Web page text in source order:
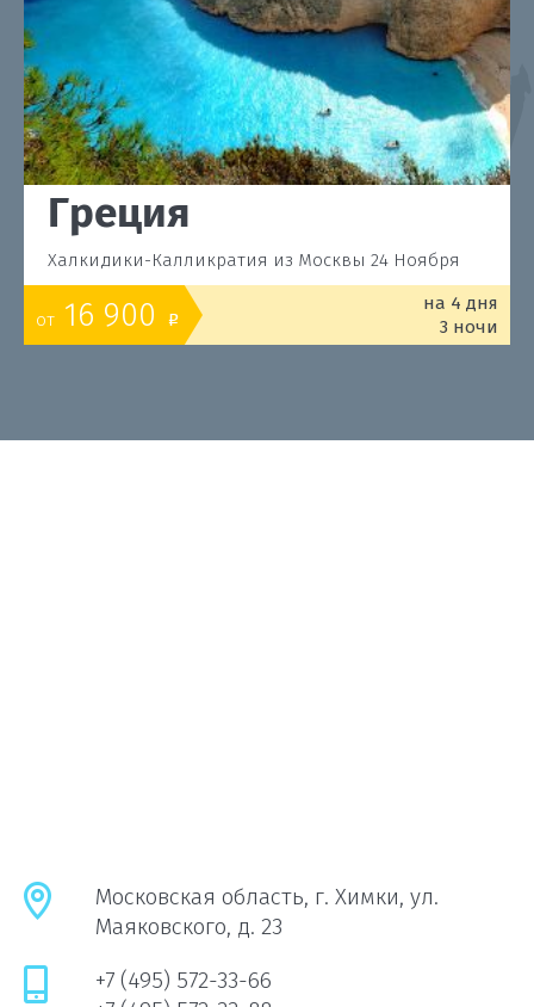
Греция
Халкидики-Калликратия из Москвы 24 Ноября
от 16 900 o
на 4 дня
3 ночи
Московская область, г. Химки, ул.
Маяковского, д. 23
+7 (495) 572-33-66